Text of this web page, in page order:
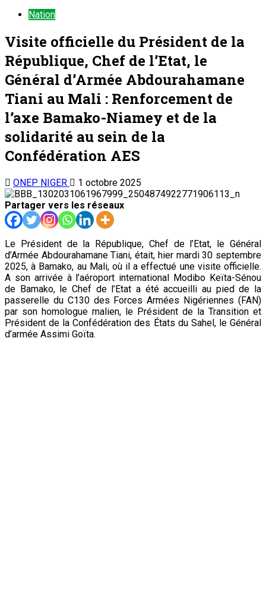
Nation
Visite officielle du Président de la
République, Chef de l’Etat, le
Général d’Armée Abdourahamane
Tiani au Mali : Renforcement de
l’axe Bamako-Niamey et de la
solidarité au sein de la
Confédération AES
ONEP NIGER
1 octobre 2025
Partager vers les réseaux
Le Président de la République, Chef de l’Etat, le Général
d’Armée Abdourahamane Tiani, était, hier mardi 30 septembre
2025, à Bamako, au Mali, où il a effectué une visite officielle.
A son arrivée à l’aéroport international Modibo Keïta-Sénou
de Bamako, le Chef de l’Etat a été accueilli au pied de la
passerelle du C130 des Forces Armées Nigériennes (FAN)
par son homologue malien, le Président de la Transition et
Président de la Confédération des États du Sahel, le Général
d’armée Assimi Goïta.